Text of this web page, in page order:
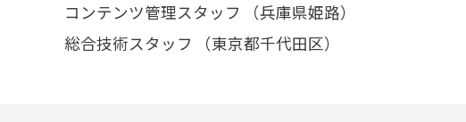
コンテンツ管理スタッフ （兵庫県姫路）
総合技術スタッフ （東京都千代田区）